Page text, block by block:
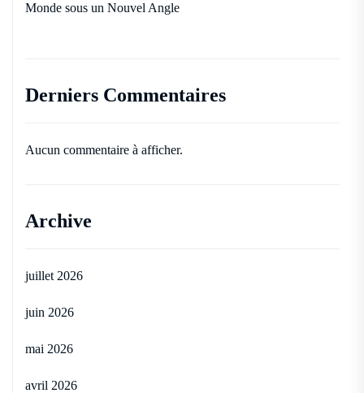
Monde sous un Nouvel Angle
Derniers Commentaires
Aucun commentaire à afficher.
Archive
juillet 2026
juin 2026
mai 2026
avril 2026